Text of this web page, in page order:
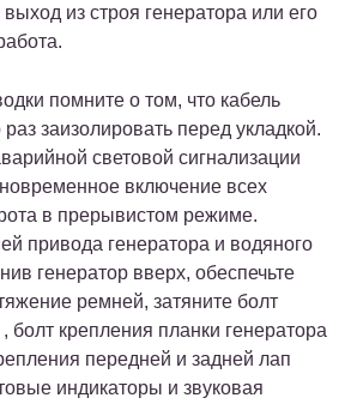
из строя генератора или его
помните о том, что кабель
заизолировать перед укладкой.
световой сигнализации
включение всех
в прерывистом режиме.
привода генератора и водяного
генератор вверх, обеспечьте
ремней, затяните болт
болт крепления планки генератора
передней и задней лап
индикаторы и звуковая